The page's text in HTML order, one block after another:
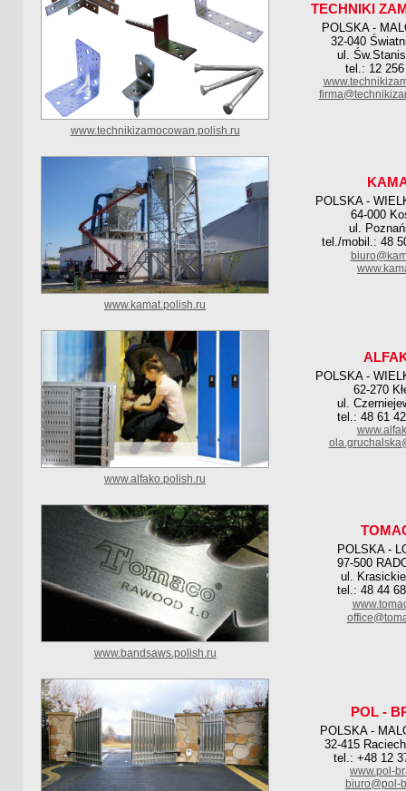
TECHNIKI
POLSKA -
32-040
ul.
tel.: 12
www.technikizamocowan.polish.ru
POLSKA -
64-000
ul.
tel./mobil.: 48
www.kamat.polish.ru
POLSKA -
62-270
ul.
tel.: 48 61
www.alfako.polish.ru
POLSKA -
97-500
ul.
tel.: 48 44
www.bandsaws.polish.ru
POL -
POLSKA -
32-415
tel.: +48 12
www.pol-
biuro@pol-